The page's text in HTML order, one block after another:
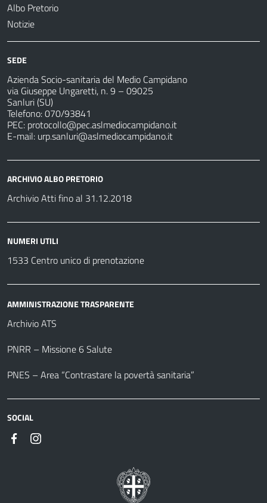
Albo Pretorio
Notizie
SEDE
Azienda Socio-sanitaria del Medio Campidano
via Giuseppe Ungaretti, n. 9 – 09025
Sanluri (SU)
Telefono: 070/93841
PEC: protocollo@pec.aslmediocampidano.it
E-mail: urp.sanluri@aslmediocampidano.it
ARCHIVIO ALBO PRETORIO
Archivio Atti fino al 31.12.2018
NUMERI UTILI
1533 Centro unico di prenotazione
AMMINISTRAZIONE TRASPARENTE
Archivio ATS
PNRR – Missione 6 Salute
PNES – Area “Contrastare la povertà sanitaria”
SOCIAL